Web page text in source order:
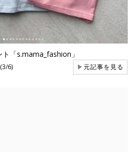
「s.mama_fashion」
6) ▶元記事を見る